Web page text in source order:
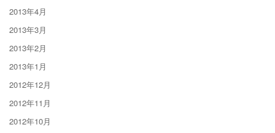
2013年4月
2013年3月
2013年2月
2013年1月
2012年12月
2012年11月
2012年10月